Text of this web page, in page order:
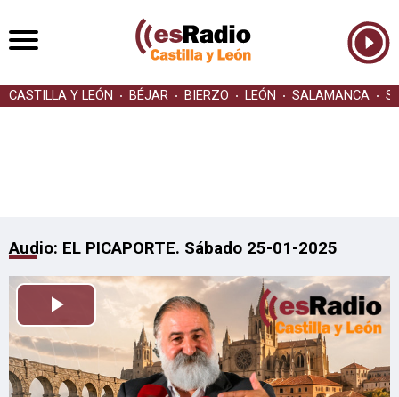
CASTILLA Y LEÓN BÉJAR BIERZO LEÓN SALAMANCA
Audio: EL PICAPORTE. Sábado 25-01-2025
Reproducir